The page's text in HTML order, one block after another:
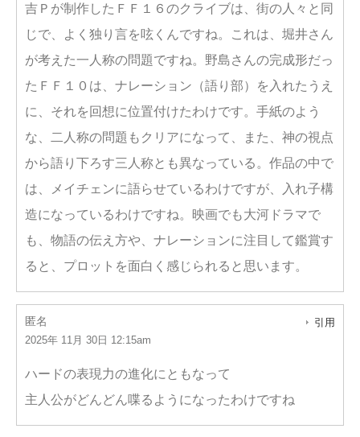
吉Ｐが制作したＦＦ１６のクライブは、街の人々と同
じで、よく独り言を呟くんですね。これは、堀井さん
が考えた一人称の問題ですね。野島さんの完成形だっ
たＦＦ１０は、ナレーション（語り部）を入れたうえ
に、それを回想に位置付けたわけです。手紙のよう
な、二人称の問題もクリアになって、また、神の視点
から語り下ろす三人称とも異なっている。作品の中で
は、メイチェンに語らせているわけですが、入れ子構
造になっているわけですね。映画でも大河ドラマで
も、物語の伝え方や、ナレーションに注目して鑑賞す
ると、プロットを面白く感じられると思います。
匿名
2025年 11月 30日 12:15am
引用
ハードの表現力の進化にともなって
主人公がどんどん喋るようになったわけですね